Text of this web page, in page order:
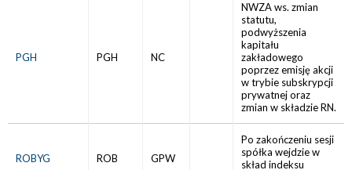
PGH PGH NC
NWZA ws. zmian
statutu,
podwyższenia
kapitału
zakładowego
poprzez emisję akcji
w trybie subskrypcji
prywatnej oraz
zmian w składzie RN.
ROBYG ROB GPW
Po zakończeniu sesji
spółka wejdzie w
skład indeksu